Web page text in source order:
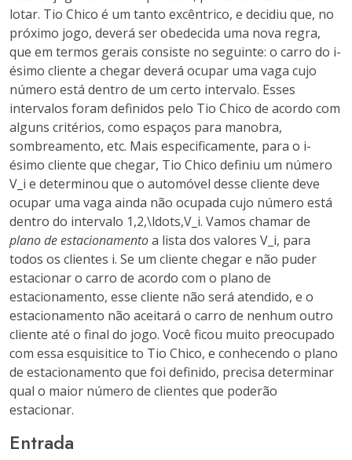
lotar. Tio Chico é um tanto excêntrico, e decidiu que, no
próximo jogo, deverá ser obedecida uma nova regra,
que em termos gerais consiste no seguinte: o carro do i-
ésimo cliente a chegar deverá ocupar uma vaga cujo
número está dentro de um certo intervalo. Esses
intervalos foram definidos pelo Tio Chico de acordo com
alguns critérios, como espaços para manobra,
sombreamento, etc. Mais especificamente, para o i-
ésimo cliente que chegar, Tio Chico definiu um número
V_i e determinou que o automóvel desse cliente deve
ocupar uma vaga ainda não ocupada cujo número está
dentro do intervalo 1,2,\ldots,V_i. Vamos chamar de
plano de estacionamentoa lista dos valores V_i, para
todos os clientes i. Se um cliente chegar e não puder
estacionar o carro de acordo com o plano de
estacionamento, esse cliente não será atendido, e o
estacionamento não aceitará o carro de nenhum outro
cliente até o final do jogo. Você ficou muito preocupado
com essa esquisitice to Tio Chico, e conhecendo o plano
de estacionamento que foi definido, precisa determinar
qual o maior número de clientes que poderão
estacionar.
Entrada